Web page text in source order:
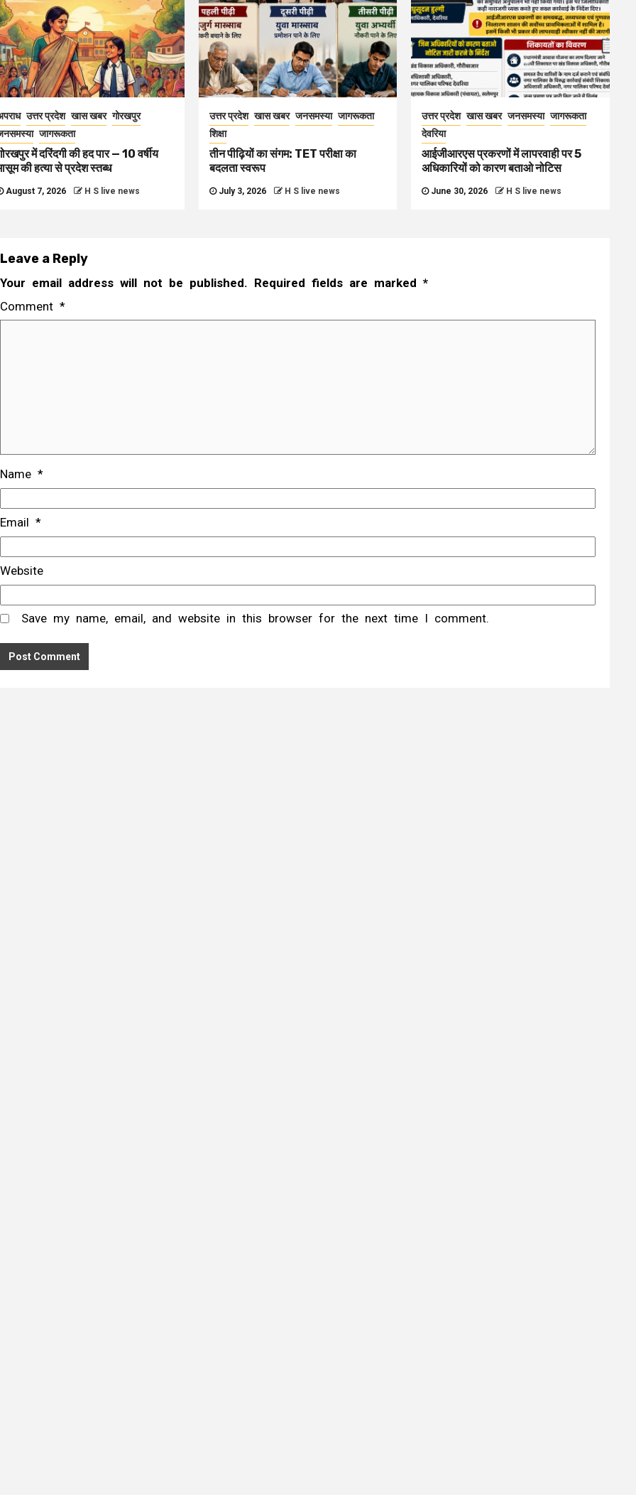
उत्तर प्रदेश खास खबर गोरखपुर
जागरूकता
में दरिंदगी की हद पार — 10 वर्षीय
की हत्या से प्रदेश स्तब्ध
August 7, 2026 H S live news
उत्तर प्रदेश खास खबर जनसमस्या जागरूकता
शिक्षा
तीन पीढ़ियों का संगम: TET परीक्षा का
बदलता स्वरूप
July 3, 2026 H S live news
उत्तर प्रदेश खास खबर जनसमस्या जागरूकता
देवरिया
आईजीआरएस प्रकरणों में लापरवाही पर 5
अधिकारियों को कारण बताओ नोटिस
June 30, 2026 H S live news
Leave a Reply
Your email address will not be published. Required fields are marked *
Comment *
Name *
Email *
Website
Save my name, email, and website in this browser for the next time I comment.